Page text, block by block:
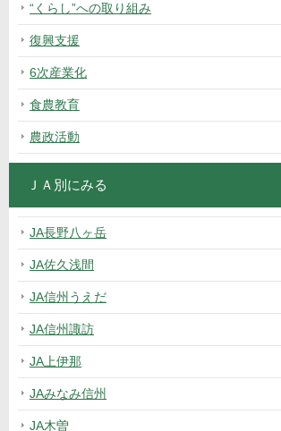
“くらし”への取り組み
復興支援
6次産業化
食農教育
農政活動
ＪＡ別にみる
JA長野八ヶ岳
JA佐久浅間
JA信州うえだ
JA信州諏訪
JA上伊那
JAみなみ信州
JA木曽